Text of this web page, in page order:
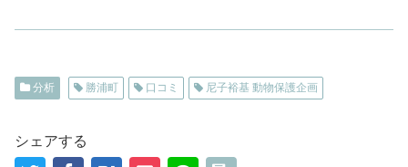
分析 勝浦町 口コミ 尼子裕基 動物保護企画
シェアする